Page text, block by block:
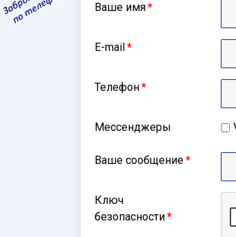
Ваше имя*
E-mail*
Телефон*
Мессенджеры
Ваше сообщение*
Ключ
безопасности*